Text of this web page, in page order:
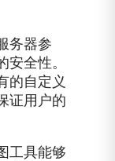
务器参
全性。
的自定义
证用户的
工具能够